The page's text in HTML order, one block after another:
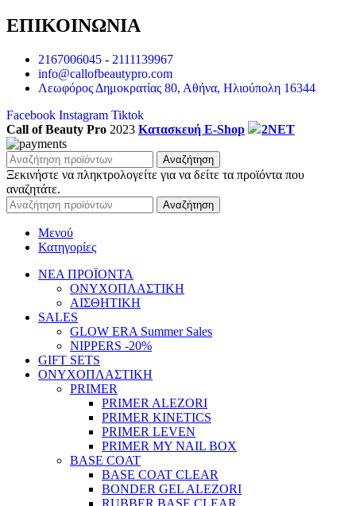
ΕΠΙΚΟΙΝΩΝΙΑ
2167006045 - 2111139967
info@callofbeautypro.com
Λεωφόρος Δημοκρατίας 80, Αθήνα, Ηλιούπολη 16344
Facebook Instagram Tiktok
Call of Beauty Pro 2023 Κατασκευή E-Shop 2NET
Αναζήτηση
Ξεκινήστε να πληκτρολογείτε για να δείτε τα προϊόντα που
αναζητάτε.
Αναζήτηση
Μενού
Κατηγορίες
ΝΕΑ ΠΡΟΪΟΝΤΑ
ΟΝΥΧΟΠΛΑΣΤΙΚΗ
ΑΙΣΘΗΤΙΚΗ
SALES
GLOW ERA Summer Sales
NIPPERS -20%
GIFT SETS
ΟΝΥΧΟΠΛΑΣΤΙΚΗ
PRIMER
PRIMER ALEZORI
PRIMER KINETICS
PRIMER LEVEN
PRIMER MY NAIL BOX
BASE COAT
BASE COAT CLEAR
BONDER GEL ALEZORI